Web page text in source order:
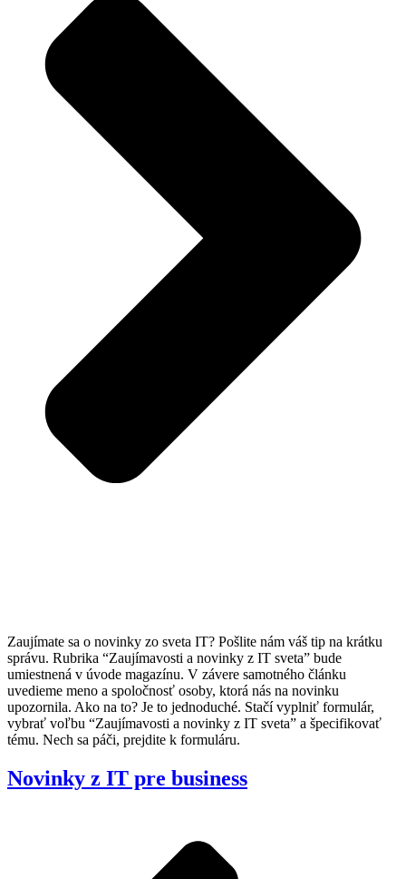
Zaujímate sa o novinky zo sveta IT? Pošlite nám váš tip na krátku
správu. Rubrika “Zaujímavosti a novinky z IT sveta” bude
umiestnená v úvode magazínu. V závere samotného článku
uvedieme meno a spoločnosť osoby, ktorá nás na novinku
upozornila. Ako na to? Je to jednoduché. Stačí vyplniť formulár,
vybrať voľbu “Zaujímavosti a novinky z IT sveta” a špecifikovať
tému. Nech sa páči, prejdite k formuláru.
Novinky z IT pre business